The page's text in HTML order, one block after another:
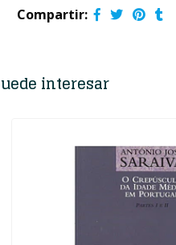
Compartir:
interesar